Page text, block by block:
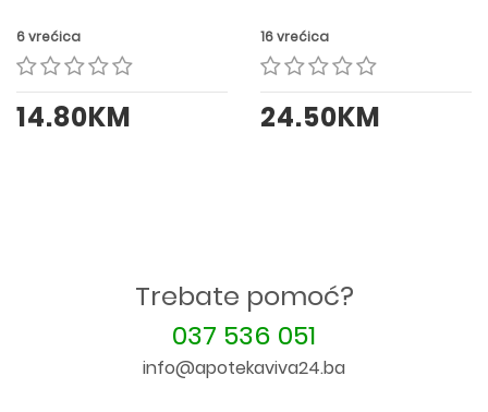
6 vrećica
14.80KM
16 vrećica
24.50KM
Trebate pomoć?
037 536 051
info@apotekaviva24.ba